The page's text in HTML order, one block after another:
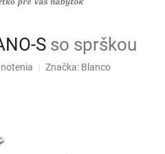
S so sprškou
Značka: Blanco